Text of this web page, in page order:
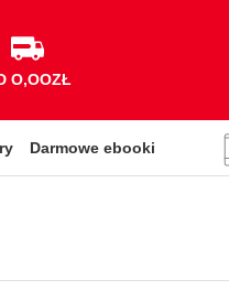
O,OOZŁ
Darmowe ebooki